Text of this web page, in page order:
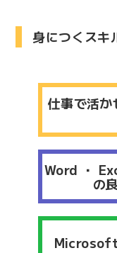
身につくスキ
仕事で活か
Word ・
の
Microsoft